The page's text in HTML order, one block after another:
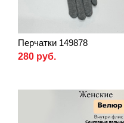
Перчатки 149878
280 руб.